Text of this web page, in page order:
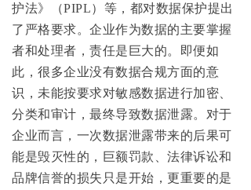
护法》（PIPL）等，都对数据保护提出
了严格要求。企业作为数据的主要掌握
者和处理者，责任是巨大的。即便如
此，很多企业没有数据合规方面的意
识，未能按要求对敏感数据进行加密、
分类和审计，最终导致数据泄露。对于
企业而言，一次数据泄露带来的后果可
能是毁灭性的，巨额罚款、法律诉讼和
品牌信誉的损失只是开始，更重要的是